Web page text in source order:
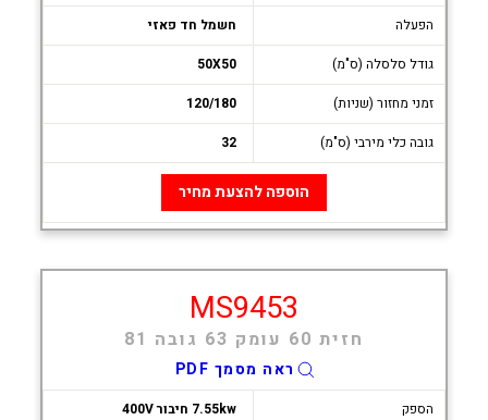
הפעלה
חשמל חד פאזי
גודל סלסלה (ס"מ)
50X50
זמני מחזור (שניות)
120/180
גובה כלי מירבי (ס"מ)
32
הוספה להצעת מחיר
MS9453
חזית 60 עומק 63 גובה 81
ראה מסמך PDF
הספק
7.55kw חיבור 400V